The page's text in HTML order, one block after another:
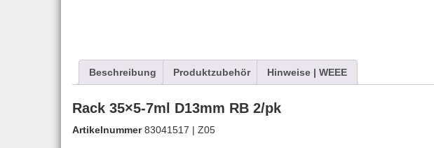
Beschreibung Produktzubehör Hinweise | WEEE
Rack 35×5-7ml D13mm RB 2/pk
Artikelnummer83041517 | Z05